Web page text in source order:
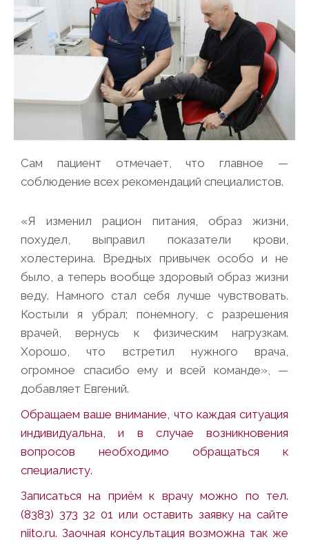
Сам пациент отмечает, что главное —
соблюдение всех рекомендаций специалистов.
«Я изменил рацион питания, образ жизни,
похудел, выправил показатели крови,
холестерина. Вредных привычек особо и не
было, а теперь вообще здоровый образ жизни
веду. Намного стал себя лучше чувствовать.
Костыли я убрал; понемногу, с разрешения
врачей, вернусь к физическим нагрузкам.
Хорошо, что встретил нужного врача,
огромное спасибо ему и всей команде», —
добавляет Евгений.
Обращаем ваше внимание, что каждая ситуация
индивидуальна, и в случае возникновения
вопросов необходимо обращаться к
специалисту.
Записаться на приём к врачу можно по тел.
(8383) 373 32 01 или оставить заявку на сайте
niito.ru. Заочная консультация возможна так же